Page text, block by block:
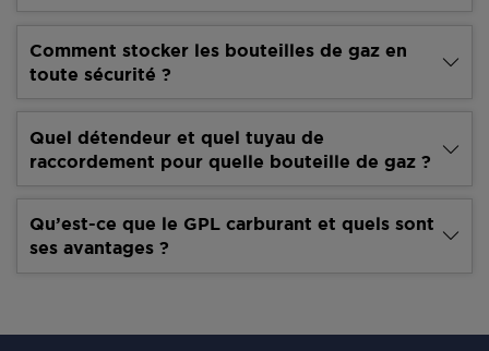
Comment stocker les bouteilles de gaz en
toute sécurité ?
Quel détendeur et quel tuyau de
raccordement pour quelle bouteille de gaz ?
Qu’est-ce que le GPL carburant et quels sont
ses avantages ?